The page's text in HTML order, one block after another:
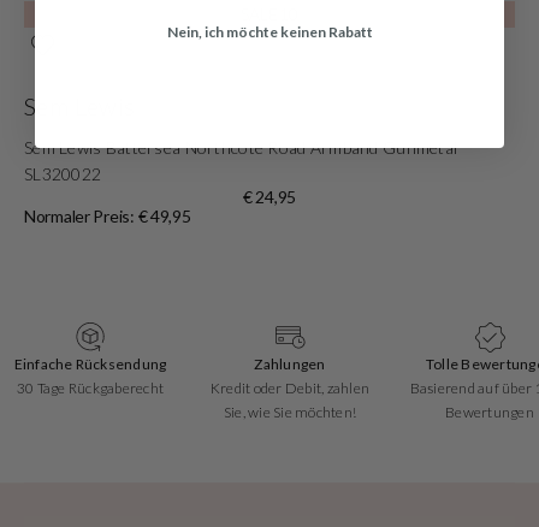
Sem Lewis
Sem Lewis Battersea Northcote Road Armband Gunmetal
SL320022
€ 24,95
Normaler Preis: € 49,95
Einfache Rücksendung
30 Tage Rückgaberecht
Zahlungen
Kredit oder Debit, zahlen
Sie, wie Sie möchten!
Tolle
Basierend auf über
Bewertungen
Nein, ich möchte keinen Rabatt